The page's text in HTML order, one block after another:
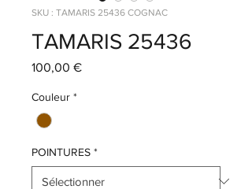
SKU : TAMARIS 25436 COGNAC
TAMARIS 25436
100,00 €Prix
Couleur *
POINTURES *